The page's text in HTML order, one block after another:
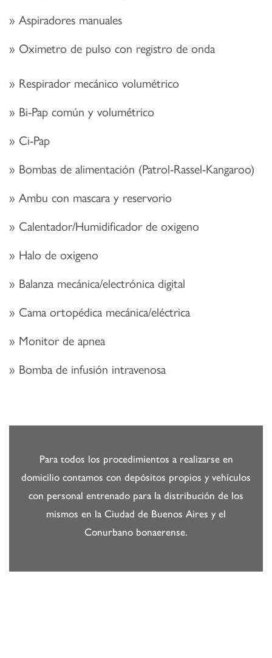
Aspiradores manuales
Oximetro de pulso con registro de onda
Respirador mecánico volumétrico
Bi-Pap común y volumétrico
Ci-Pap
Bombas de alimentación (Patrol-Rassel-Kangaroo)
Ambu con mascara y reservorio
Calentador/Humidificador de oxigeno
Halo de oxigeno
Balanza mecánica/electrónica digital
Cama ortopédica mecánica/eléctrica
Monitor de apnea
Bomba de infusión intravenosa
Para todos los procedimientos a realizarse en
domicilio contamos con depósitos propios y vehículos
con personal entrenado para la distribución de los
mismos en la Ciudad de Buenos Aires y el
Conurbano bonaerense.